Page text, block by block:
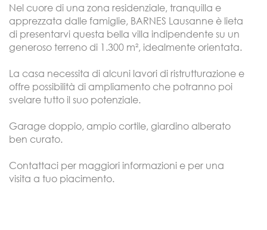
Nel cuore di una zona residenziale, tranquilla e
apprezzata dalle famiglie, BARNES Lausanne è lieta
di presentarvi questa bella villa indipendente su un
generoso terreno di 1.300 m², idealmente orientata.
La casa necessita di alcuni lavori di ristrutturazione e
offre possibilità di ampliamento che potranno poi
svelare tutto il suo potenziale.
Garage doppio, ampio cortile, giardino alberato
ben curato.
Contattaci per maggiori informazioni e per una
visita a tuo piacimento.